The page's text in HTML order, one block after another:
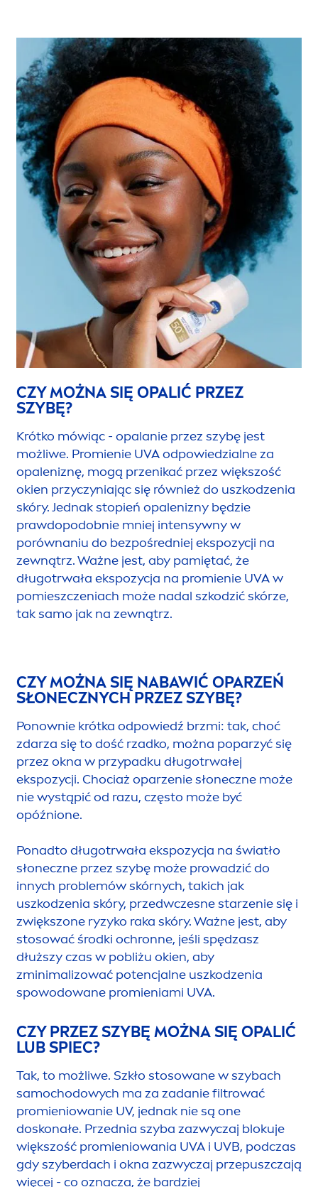
CZY MOŻNA SIĘ OPALIĆ PRZEZ
SZYBĘ?
Krótko mówiąc - opalanie przez szybę jest
możliwe. Promienie UVA odpowiedzialne za
opaleniznę, mogą przenikać przez większość
okien przyczyniając się również do uszkodzenia
skóry. Jednak stopień opalenizny będzie
prawdopodobnie mniej intensywny w
porównaniu do bezpośredniej ekspozycji na
zewnątrz. Ważne jest, aby pamiętać, że
długotrwała ekspozycja na promienie UVA w
pomieszczeniach może nadal szkodzić skórze,
tak samo jak na zewnątrz.
CZY MOŻNA SIĘ NABAWIĆ OPARZEŃ
SŁONECZNYCH PRZEZ SZYBĘ?
Ponownie krótka odpowiedź brzmi: tak, choć
zdarza się to dość rzadko, można poparzyć się
przez okna w przypadku długotrwałej
ekspozycji. Chociaż oparzenie słoneczne może
nie wystąpić od razu, często może być
opóźnione.
Ponadto długotrwała ekspozycja na światło
słoneczne przez szybę może prowadzić do
innych problemów skórnych, takich jak
uszkodzenia skóry, przedwczesne starzenie się i
zwiększone ryzyko raka skóry. Ważne jest, aby
stosować środki ochronne, jeśli spędzasz
dłuższy czas w pobliżu okien, aby
zminimalizować potencjalne uszkodzenia
spowodowane promieniami UVA.
CZY PRZEZ SZYBĘ MOŻNA SIĘ OPALIĆ
LUB SPIEC?
Tak, to możliwe. Szkło stosowane w szybach
samochodowych ma za zadanie filtrować
promieniowanie UV, jednak nie są one
doskonałe. Przednia szyba zazwyczaj blokuje
większość promieniowania UVA i UVB, podczas
gdy szyberdach i okna zazwyczaj przepuszczają
więcej - co oznacza, że bardziej